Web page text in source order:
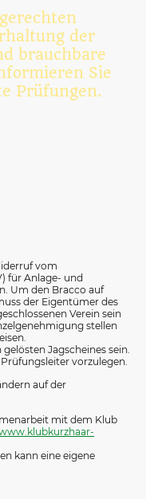
der
brauchbare
Sie
Prüfungen.
vom
für Anlage- und
Um den Bracco auf
der Eigentümer des
Verein sein
stellen
Jagscheines sein.
vorzulegen.
auf der
mit dem Klub
kann eine eigene